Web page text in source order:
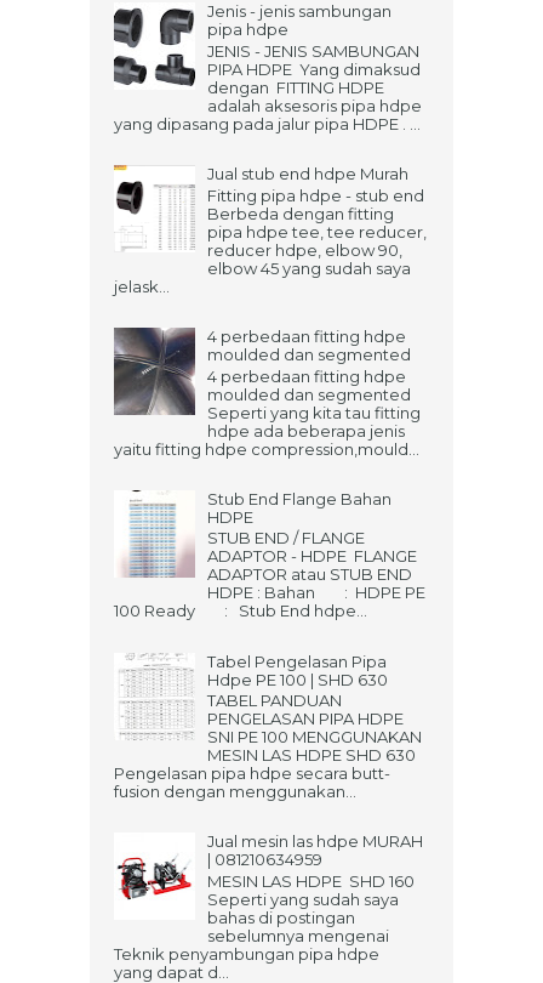
Jenis - jenis sambungan
pipa hdpe
JENIS - JENIS SAMBUNGAN
PIPA HDPE Yang dimaksud
dengan FITTING HDPE
adalah aksesoris pipa hdpe
yang dipasang pada jalur pipa HDPE . ...
Jual stub end hdpe Murah
Fitting pipa hdpe - stub end
Berbeda dengan fitting
pipa hdpe tee, tee reducer,
reducer hdpe, elbow 90,
elbow 45 yang sudah saya
jelask...
4 perbedaan fitting hdpe
moulded dan segmented
4 perbedaan fitting hdpe
moulded dan segmented
Seperti yang kita tau fitting
hdpe ada beberapa jenis
yaitu fitting hdpe compression,mould...
Stub End Flange Bahan
HDPE
STUB END / FLANGE
ADAPTOR - HDPE FLANGE
ADAPTOR atau STUB END
HDPE : Bahan : HDPE PE
100 Ready : Stub End hdpe...
Tabel Pengelasan Pipa
Hdpe PE 100 | SHD 630
TABEL PANDUAN
PENGELASAN PIPA HDPE
SNI PE 100 MENGGUNAKAN
MESIN LAS HDPE SHD 630
Pengelasan pipa hdpe secara butt-
fusion dengan menggunakan...
Jual mesin las hdpe MURAH
| 081210634959
MESIN LAS HDPE SHD 160
Seperti yang sudah saya
bahas di postingan
sebelumnya mengenai
Teknik penyambungan pipa hdpe
yang dapat d...